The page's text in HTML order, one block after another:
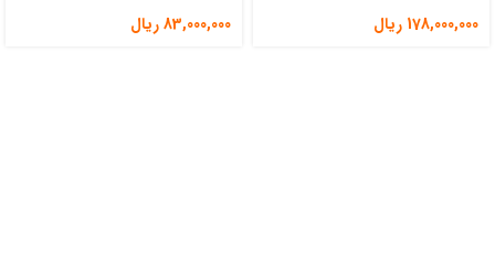
178,000,000 ریال 83,000,000ریال